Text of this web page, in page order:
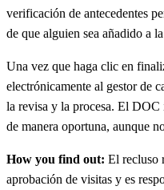
verificación de antecedentes
de que alguien sea añadido a
Una vez que haga clic en
electrónicamente al gestor de
la revisa y la procesa. El DOC
de manera oportuna, aunque
How you find out: El recluso
aprobación de visitas y es